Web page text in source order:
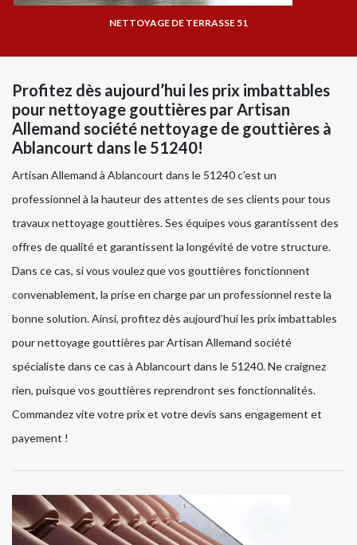
NETTOYAGE DE TERRASSE 51
Profitez dès aujourd’hui les prix imbattables
pour nettoyage gouttières par Artisan
Allemand société nettoyage de gouttières à
Ablancourt dans le 51240!
Artisan Allemand à Ablancourt dans le 51240 c’est un
professionnel à la hauteur des attentes de ses clients pour tous
travaux nettoyage gouttières. Ses équipes vous garantissent des
offres de qualité et garantissent la longévité de votre structure.
Dans ce cas, si vous voulez que vos gouttières fonctionnent
convenablement, la prise en charge par un professionnel reste la
bonne solution. Ainsi, profitez dès aujourd’hui les prix imbattables
pour nettoyage gouttières par Artisan Allemand société
spécialiste dans ce cas à Ablancourt dans le 51240. Ne craignez
rien, puisque vos gouttières reprendront ses fonctionnalités.
Commandez vite votre prix et votre devis sans engagement et
payement !